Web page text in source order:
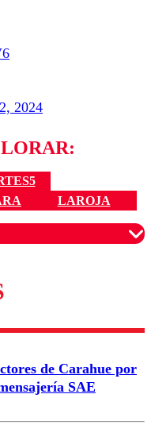
2024
LAROJA
para garantizar un
de Carahue por
SAE